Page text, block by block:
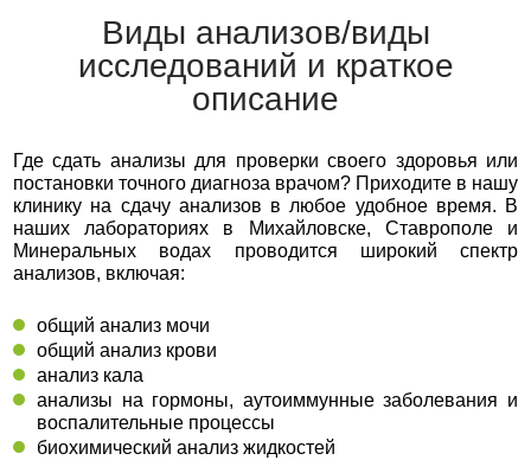
Виды анализов/виды
исследований и краткое
описание
Где сдать анализы для проверки своего здоровья или
постановки точного диагноза врачом? Приходите в нашу
клинику на сдачу анализов в любое удобное время. В
наших лабораториях в Михайловске, Ставрополе и
Минеральных водах проводится широкий спектр
анализов, включая:
общий анализ мочи
общий анализ крови
анализ кала
анализы на гормоны, аутоиммунные заболевания и
воспалительные процессы
биохимический анализ жидкостей